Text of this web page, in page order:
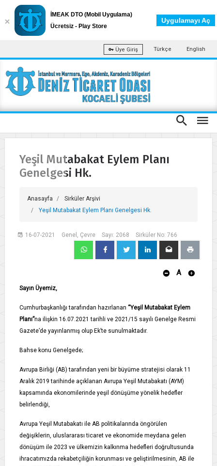
Üye Giriş Türkçe English
Yeşil Mutabakat Eylem Planı
Genelgesi Hk.
Anasayfa
Sirküler Arşivi
Yeşil Mutabakat Eylem Planı Genelgesi Hk.
16-07-2021 Genel, Çevre Sayı: 2068 Sirküler No: 766
A
Sayın Üyemiz,
Cumhurbaşkanlığı tarafından hazırlanan “Yeşil Mutabakat Eylem
Planı”na ilişkin 16.07.2021 tarihli ve 2021/15 sayılı Genelge Resmi
Gazete’de yayınlanmış olup Ek’te sunulmaktadır.
Bahse konu Genelgede;
Avrupa Birliği (AB) tarafından yeni bir büyüme stratejisi olarak 11
Aralık 2019 tarihinde açıklanan Avrupa Yeşil Mutabakatı (AYM)
kapsamında ekonomilerinde yeşil dönüşüme yönelik hedefler
belirlendiği,
Avrupa Yeşil Mutabakatı ile AB politikalarında öngörülen
değişiklerin, uluslararası ticaret ve ekonomide meydana gelen
dönüşüm ile 2023 ve ülkemizin kalkınma hedefleri doğrultusunda
ihracatımızda rekabetçiliğin korunması ve geliştirilmesinin, AB ile
İMEAK DTO (Mobil Uygulama)
Ücretsiz - Play Store
Uygulamayı Aç